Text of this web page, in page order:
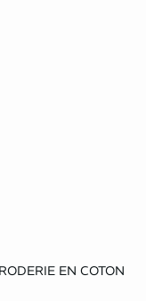
EN COTON